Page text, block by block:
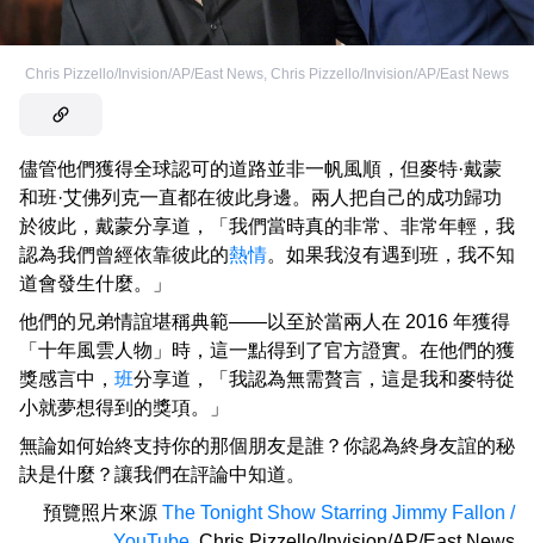
Chris Pizzello/Invision/AP/East News Chris Pizzello/Invision/AP/East News
儘管他們獲得全球認可的道路並非一帆風順，但麥特·戴蒙
和班·艾佛列克一直都在彼此身邊。兩人把自己的成功歸功
於彼此，戴蒙分享道，「我們當時真的非常、非常年輕，我
認為我們曾經依靠彼此的熱情。如果我沒有遇到班，我不知
道會發生什麼。」
他們的兄弟情誼堪稱典範——以至於當兩人在 2016 年獲得
「十年風雲人物」時，這一點得到了官方證實。在他們的獲
獎感言中， 班分享道，「我認為無需贅言，這是我和麥特從
小就夢想得到的獎項。」
無論如何始終支持你的那個朋友是誰？你認為終身友誼的秘
訣是什麼？讓我們在評論中知道。
預覽照片來源 The Tonight Show Starring Jimmy Fallon /